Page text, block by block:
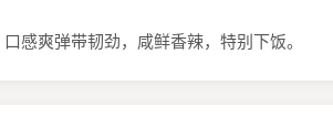
感爽弹带韧劲，咸鲜香辣，特别下饭。